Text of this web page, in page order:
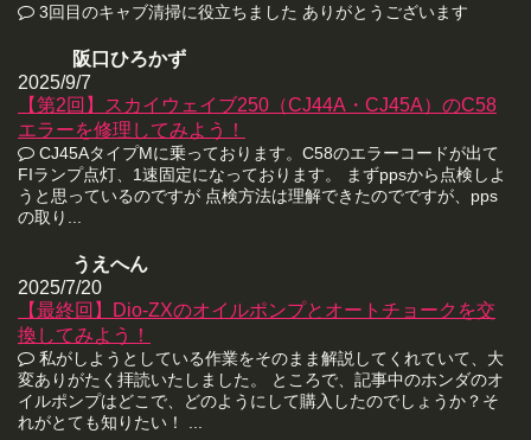
3回目のキャブ清掃に役立ちました ありがとうございます
阪口ひろかず
2025/9/7
【第2回】スカイウェイブ250（CJ44A・CJ45A）のC58
エラーを修理してみよう！
CJ45AタイプMに乗っております。C58のエラーコードが出て
FIランプ点灯、1速固定になっております。 まずppsから点検しよ
うと思っているのですが 点検方法は理解できたのでですが、pps
の取り...
うえへん
2025/7/20
【最終回】Dio-ZXのオイルポンプとオートチョークを交
換してみよう！
私がしようとしている作業をそのまま解説してくれていて、大
変ありがたく拝読いたしました。 ところで、記事中のホンダのオ
イルポンプはどこで、どのようにして購入したのでしょうか？そ
れがとても知りたい！ ...